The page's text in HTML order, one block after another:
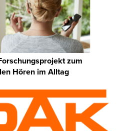
zum
Hören im Alltag